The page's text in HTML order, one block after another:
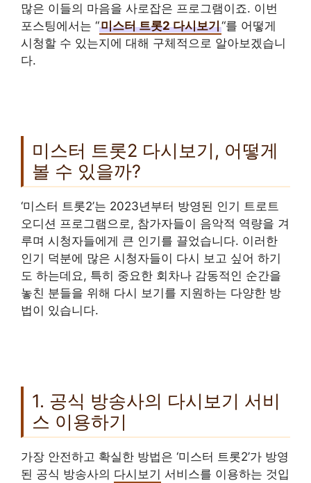
많은 이들의 마음을 사로잡은 프로그램이죠. 이번
포스팅에서는 “미스터 트롯2 다시보기“를 어떻게
시청할 수 있는지에 대해 구체적으로 알아보겠습니
다.
미스터 트롯2 다시보기, 어떻게
볼 수 있을까?
‘미스터 트롯2’는 2023년부터 방영된 인기 트로트
오디션 프로그램으로, 참가자들이 음악적 역량을 겨
루며 시청자들에게 큰 인기를 끌었습니다. 이러한
인기 덕분에 많은 시청자들이 다시 보고 싶어 하기
도 하는데요, 특히 중요한 회차나 감동적인 순간을
놓친 분들을 위해 다시 보기를 지원하는 다양한 방
법이 있습니다.
1. 공식 방송사의 다시보기 서비
스 이용하기
가장 안전하고 확실한 방법은 ‘미스터 트롯2’가 방영
된 공식 방송사의 다시보기 서비스를 이용하는 것입